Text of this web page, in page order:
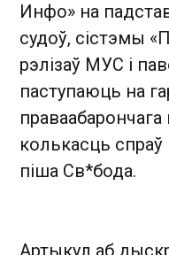
Инфо» на
судоў, сістэмы
рэлізаў МУС і
паступаюць на
колькасць
піша Св*бода.
Артыкул аб